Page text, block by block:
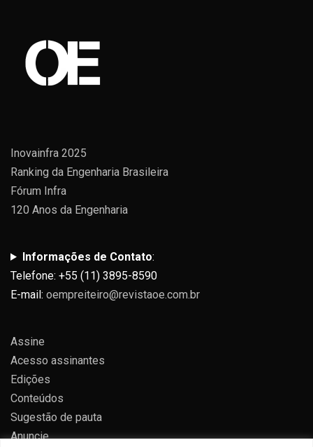
Inovainfra 2025
Ranking da Engenharia Brasileira
Fórum Infra
120 Anos da Engenharia
Informações de Contato:
Telefone: +55 (11) 3895-8590
E-mail: oempreiteiro@revistaoe.com.br
Assine
Acesso assinantes
Edições
Conteúdos
Sugestão de pauta
Anuncie